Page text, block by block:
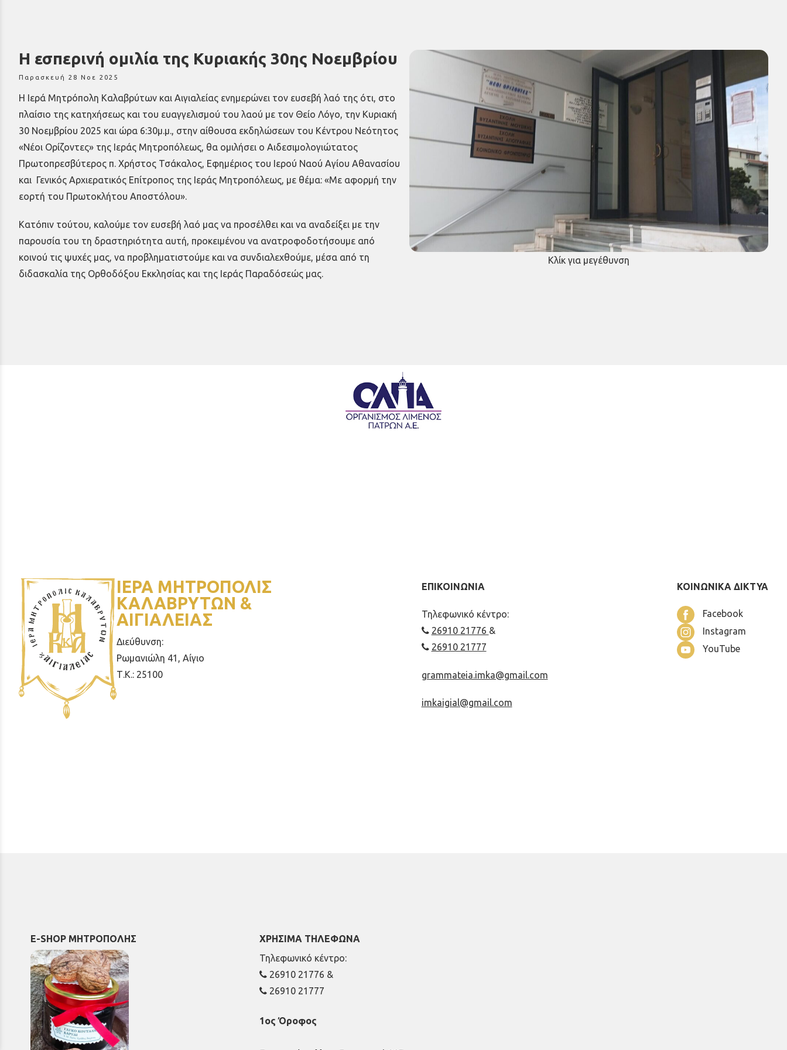
Κλίκ για μεγέθυνση
Η εσπερινή ομιλία της Κυριακής 30ης Νοεμβρίου
Παρασκευή 28 Νοε 2025
Η Ιερά Μητρόπολη Καλαβρύτων και Αιγιαλείας ενημερώνει τον ευσεβή λαό της ότι, στο
πλαίσιο της κατηχήσεως και του ευαγγελισμού του λαού με τον Θείο Λόγο, την Κυριακή
30 Νοεμβρίου 2025 και ώρα 6:30μ.μ., στην αίθουσα εκδηλώσεων του Κέντρου Νεότητος
«Νέοι Ορίζοντες» της Ιεράς Μητροπόλεως, θα ομιλήσει ο Αιδεσιμολογιώτατος
Πρωτοπρεσβύτερος π. Χρήστος Τσάκαλος, Εφημέριος του Ιερού Ναού Αγίου Αθανασίου
και Γενικός Αρχιερατικός Επίτροπος της Ιεράς Μητροπόλεως, με θέμα: «Με αφορμή την
εορτή του Πρωτοκλήτου Αποστόλου».
Κατόπιν τούτου, καλούμε τον ευσεβή λαό μας να προσέλθει και να αναδείξει με την
παρουσία του τη δραστηριότητα αυτή, προκειμένου να ανατροφοδοτήσουμε από
κοινού τις ψυχές μας, να προβληματιστούμε και να συνδιαλεχθούμε, μέσα από τη
διδασκαλία της Ορθοδόξου Εκκλησίας και της Ιεράς Παραδόσεώς μας.
ΙΕΡΑ ΜΗΤΡΟΠΟΛΙΣ
ΚΑΛΑΒΡΥΤΩΝ &
ΑΙΓΙΑΛΕΙΑΣ
Διεύθυνση:
Ρωμανιώλη 41, Αίγιο
Τ.Κ.: 25100
ΕΠΙΚΟΙΝΩΝΙΑ
Τηλεφωνικό κέντρο:
26910 21776 &
26910 21777
grammateia.imka@gmail.com
imkaigial@gmail.com
ΚΟΙΝΩΝΙΚΑ ΔΙΚΤΥΑ
Facebook
Instagram
YouTube
E-SHOP ΜΗΤΡΟΠΟΛΗΣ
ΧΡΗΣΙΜΑ ΤΗΛΕΦΩΝΑ
Τηλεφωνικό κέντρο:
26910 21776 &
26910 21777
1ος Όροφος